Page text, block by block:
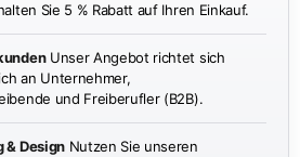
Sie 5 % Rabatt auf Ihren Einkauf.
Unser Angebot richtet sich
an Unternehmer,
und Freiberufler (B2B).
& DesignNutzen Sie unseren